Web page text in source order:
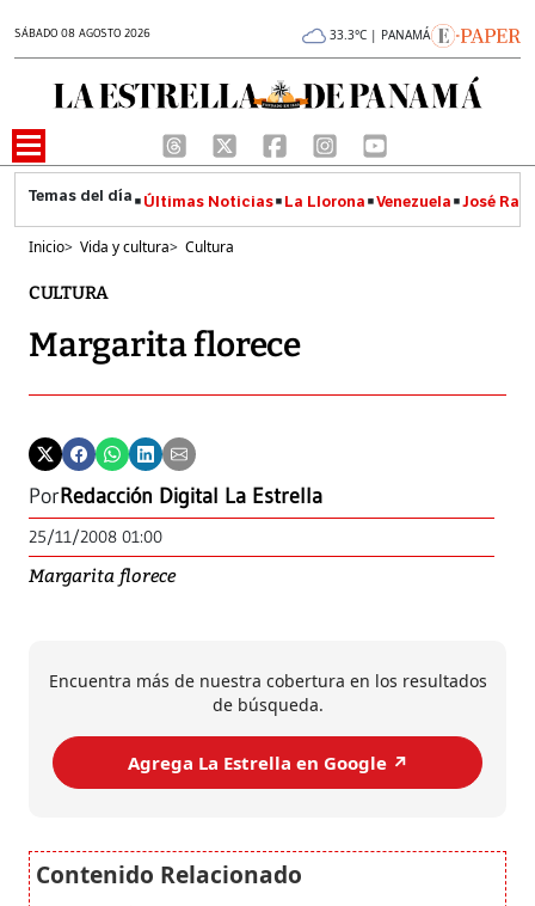
SÁBADO 08 AGOSTO 2026 33.3°C | PANAMÁ
Últimas Noticias La Llorona Venezuela José
Inicio> Vida y cultura> Cultura
CULTURA
Margarita florece
PorRedacción Digital La Estrella
25/11/2008 01:00
Margarita florece
Encuentra más de nuestra cobertura en los resultados
de búsqueda.
Agrega La Estrella en Google ↗️